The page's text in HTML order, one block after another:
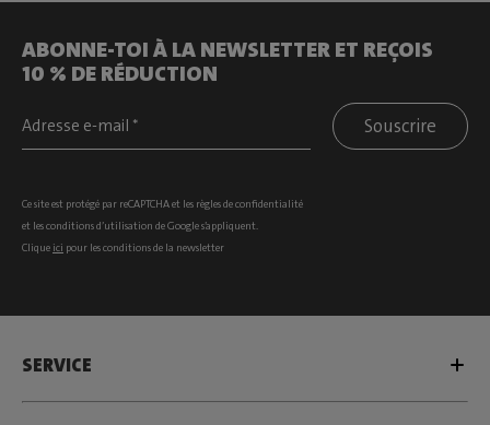
ABONNE-TOI À LA NEWSLETTER ET REÇOIS
10 % DE RÉDUCTION
Souscrire
Ce site est protégé par reCAPTCHA et les règles de confidentialité
et lesconditions d’utilisation de Google s’appliquent.
Clique ici pour les conditions de la newsletter
SERVICE